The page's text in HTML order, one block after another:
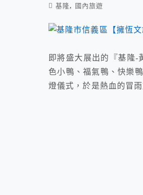
基隆, 國內旅遊
即將盛大展出的『基隆-
色小鴨、福氣鴨、快樂
燈儀式，於是熱血的冒雨